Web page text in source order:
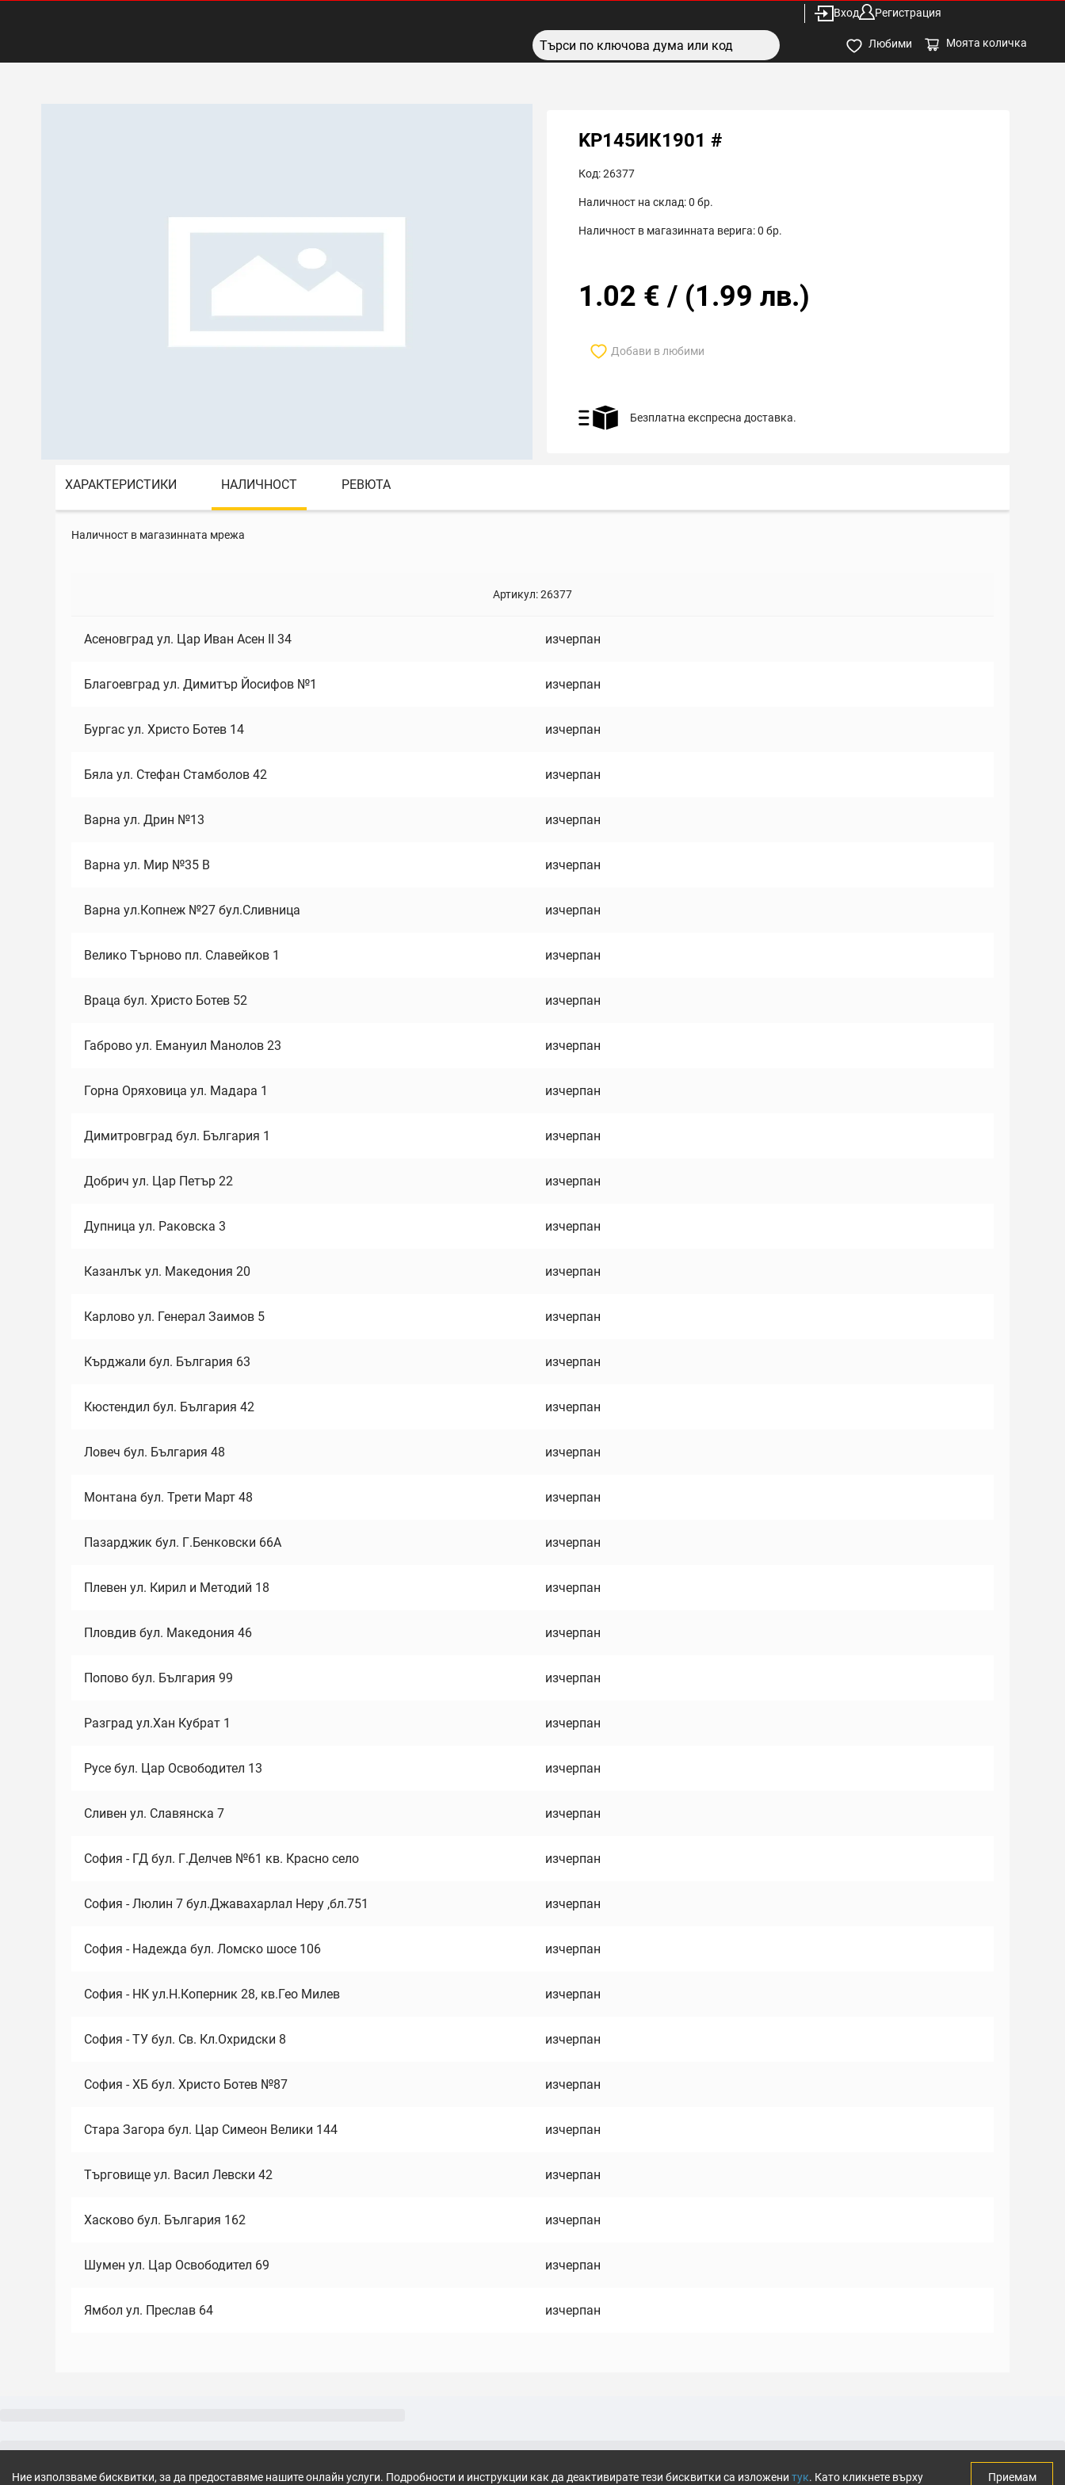
Вход Регистрация
Любими Моята количка
KP145ИК1901 #
Код:26377
Наличност на склад:0 бр.
Наличност в магазинната верига:0 бр.
1.02 € / (1.99 лв.)
Добави в любими
Безплатна експресна доставка.
ХАРАКТЕРИСТИКИ НАЛИЧНОСТ РЕВЮТА
Наличност в магазинната мрежа
Артикул:26377
Асеновград ул. Цар Иван Асен II 34 изчерпан
Благоевград ул. Димитър Йосифов №1 изчерпан
Бургас ул. Христо Ботев 14 изчерпан
Бяла ул. Стефан Стамболов 42 изчерпан
Варна ул. Дрин №13 изчерпан
Варна ул. Мир №35 В изчерпан
Варна ул.Копнеж №27 бул.Сливница изчерпан
Велико Търново пл. Славейков 1 изчерпан
Враца бул. Христо Ботев 52 изчерпан
Габрово ул. Емануил Манолов 23 изчерпан
Горна Оряховица ул. Мадара 1 изчерпан
Димитровград бул. България 1 изчерпан
Добрич ул. Цар Петър 22 изчерпан
Дупница ул. Раковска 3 изчерпан
Казанлък ул. Македония 20 изчерпан
Карлово ул. Генерал Заимов 5 изчерпан
Кърджали бул. България 63 изчерпан
Кюстендил бул. България 42 изчерпан
Ловеч бул. България 48 изчерпан
Монтана бул. Трети Март 48 изчерпан
Пазарджик бул. Г.Бенковски 66А изчерпан
Плевен ул. Кирил и Методий 18 изчерпан
Пловдив бул. Македония 46 изчерпан
Попово бул. България 99 изчерпан
Разград ул.Хан Кубрат 1 изчерпан
Русе бул. Цар Освободител 13 изчерпан
Сливен ул. Славянска 7 изчерпан
София - ГД бул. Г.Делчев №61 кв. Красно село изчерпан
София - Люлин 7 бул.Джавахарлал Неру ,бл.751 изчерпан
София - Надежда бул. Ломско шосе 106 изчерпан
София - НК ул.Н.Коперник 28, кв.Гео Милев изчерпан
София - ТУ бул. Св. Кл.Охридски 8 изчерпан
София - ХБ бул. Христо Ботев №87 изчерпан
Стара Загора бул. Цар Симеон Велики 144 изчерпан
Търговище ул. Васил Левски 42 изчерпан
Хасково бул. България 162 изчерпан
Шумен ул. Цар Освободител 69 изчерпан
Ямбол ул. Преслав 64 изчерпан
Ние използваме бисквитки, за да предоставяме нашите онлайн услуги. Подробности и инструкции как да деактивирате тези бисквитки са изложени тук. Като кликнете върху Приемам